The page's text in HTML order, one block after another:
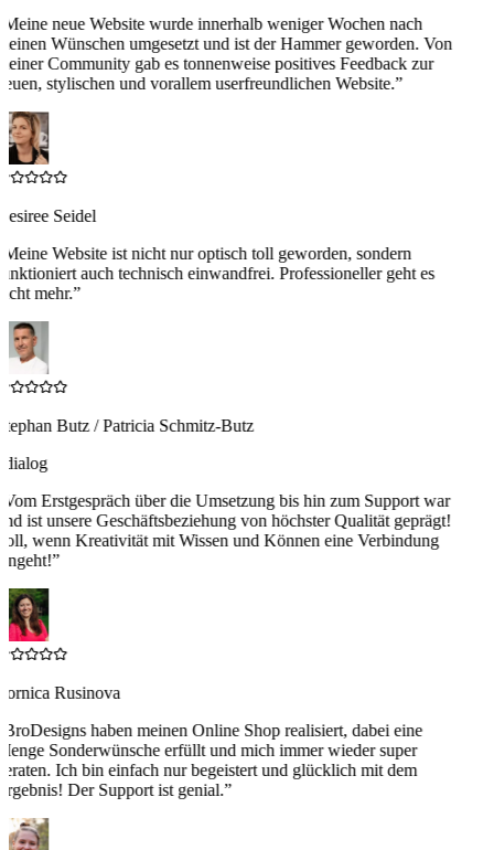
Meine neue Website wurde innerhalb weniger Wochen nach
Wünschen umgesetzt und ist der Hammer geworden. Von
Community gab es tonnenweise positives Feedback zur
stylischen und vorallem userfreundlichen Website.”
Seidel
Meine Website ist nicht nur optisch toll geworden, sondern
auch technisch einwandfrei. Professioneller geht es
mehr.”
Butz / Patricia Schmitz-Butz
Vom Erstgespräch über die Umsetzung bis hin zum Support war
ist unsere Geschäftsbeziehung von höchster Qualität geprägt!
wenn Kreativität mit Wissen und Können eine Verbindung
”
Rusinova
BroDesigns haben meinen Online Shop realisiert, dabei eine
Sonderwünsche erfüllt und mich immer wieder super
Ich bin einfach nur begeistert und glücklich mit dem
Der Support ist genial.”